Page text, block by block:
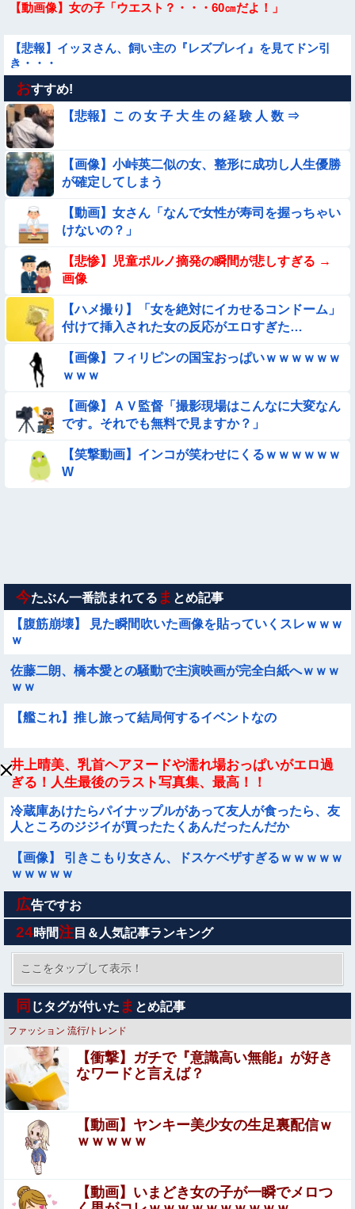
【動画像】女の子「ウエスト？・・・60㎝だよ！」
【悲報】イッヌさん、飼い主の『レズプレイ』を見てドン引
き・・・
【動画】デブの喧嘩 ガチでヤバい……
★★昨晩、久しぶりに嫁とセックスしたんだが・・・
【動画】力士さん、ボクサーをボコってしまう
【動画】ピザ屋のバイト女、クッソせこい『ツマミ食い』をし
て炎上
ろ！飛ぶぞ」
【動画あり】ボーイッシュ美少女「どうしたん？おっぱい揉
む？❤」
【悩み相談】昭和の高1女子さん、夏の体験談ｗｗｗｗｗｗｗ
ｗ
★★同格のように語られてるけど実際は『雲泥の差』があるも
のと言えば？
【画像】新人AV女優さん、ジブリキャラのコスプレでチンポ
を硬めてくるｗｗｗｗｗｗｗ
【参考画像】脱がしたら『残念オッパイ』を褒める時の模範解
するｗｗｗｗｗｗｗ
おすすめ!
【悲報】こ の 女 子 大 生 の 経 験 人 数 ⇒
【画像】小峠英二似の女、整形に成功し人生優勝
が確定してしまう
【動画】女さん「なんで女性が寿司を握っちゃい
けないの？」
【悲惨】児童ポルノ摘発の瞬間が悲しすぎる →
画像
【ハメ撮り】「女を絶対にイカせるコンドーム」
付けて挿入された女の反応がエロすぎた…
【画像】フィリピンの国宝おっぱいｗｗｗｗｗｗ
ｗｗｗ
【画像】ＡＶ監督「撮影現場はこんなに大変なん
です。それでも無料で見ますか？」
【笑撃動画】インコが笑わせにくるｗｗｗｗｗｗ
W
今たぶん一番読まれてる ま とめ記事
【腹筋崩壊】 見た瞬間吹いた画像を貼っていくスレｗｗｗ
ｗ
佐藤二朗、橋本愛との騒動で主演映画が完全白紙へｗｗｗ
ｗｗ
【艦これ】推し旅って結局何するイベントなの
井上晴美、乳首ヘアヌードや濡れ場おっぱいがエロ過
ぎる！人生最後のラスト写真集、最高！！
冷蔵庫あけたらパイナップルがあって友人が食ったら、友
人ところのジジイが買ったたくあんだったんだか
【画像】 引きこもり女さん、ドスケベザすぎるｗｗｗｗｗ
ｗｗｗｗｗ
【悲報】彼女にペニバンで犯されたらｗｗｗｗｗｗｗｗｗ
ｗwwww
女芸人の吉住さん（36）メイクしたら普通に美人の部類だ
ったと判明ｗｗｗｗｗｗｗｗｗ
【悲報】女の子、被災地に大量の「手作りおにぎり」を届
けるｗｗｗｗ
左翼市民団体、広島では通用せず「人殺しの汚い足で広島
の土を踏むな！」→広島県民「お前らの方が汚いんじ
ゃ！」「ワシらが広島県民じゃ」
【画像】 JCさん、足漕ぎボートで回遊中にアソコがモロ
見えになってしまうｗｗｗ
【悲報】ロシア、じわじわと逝き始める
【避難所】キッチンカー、から揚げや麺類提供 40代女
性「最高、パン中心の生活には飽き飽きしていて、野
広告ですお
24時間注 目＆人気記事ランキング
ここをタップして表示！
同 じタグが付いた ま とめ記事
ファッション 流行/トレンド
【衝撃】ガチで『意識高い無能』が好き
なワードと言えば？
【動画】ヤンキー美少女の生足裏配信ｗ
ｗｗｗｗｗ
【動画】いまどき女の子が一瞬でメロつ
Sponsored Link